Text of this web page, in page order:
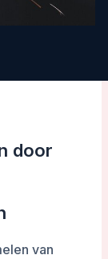
door
van